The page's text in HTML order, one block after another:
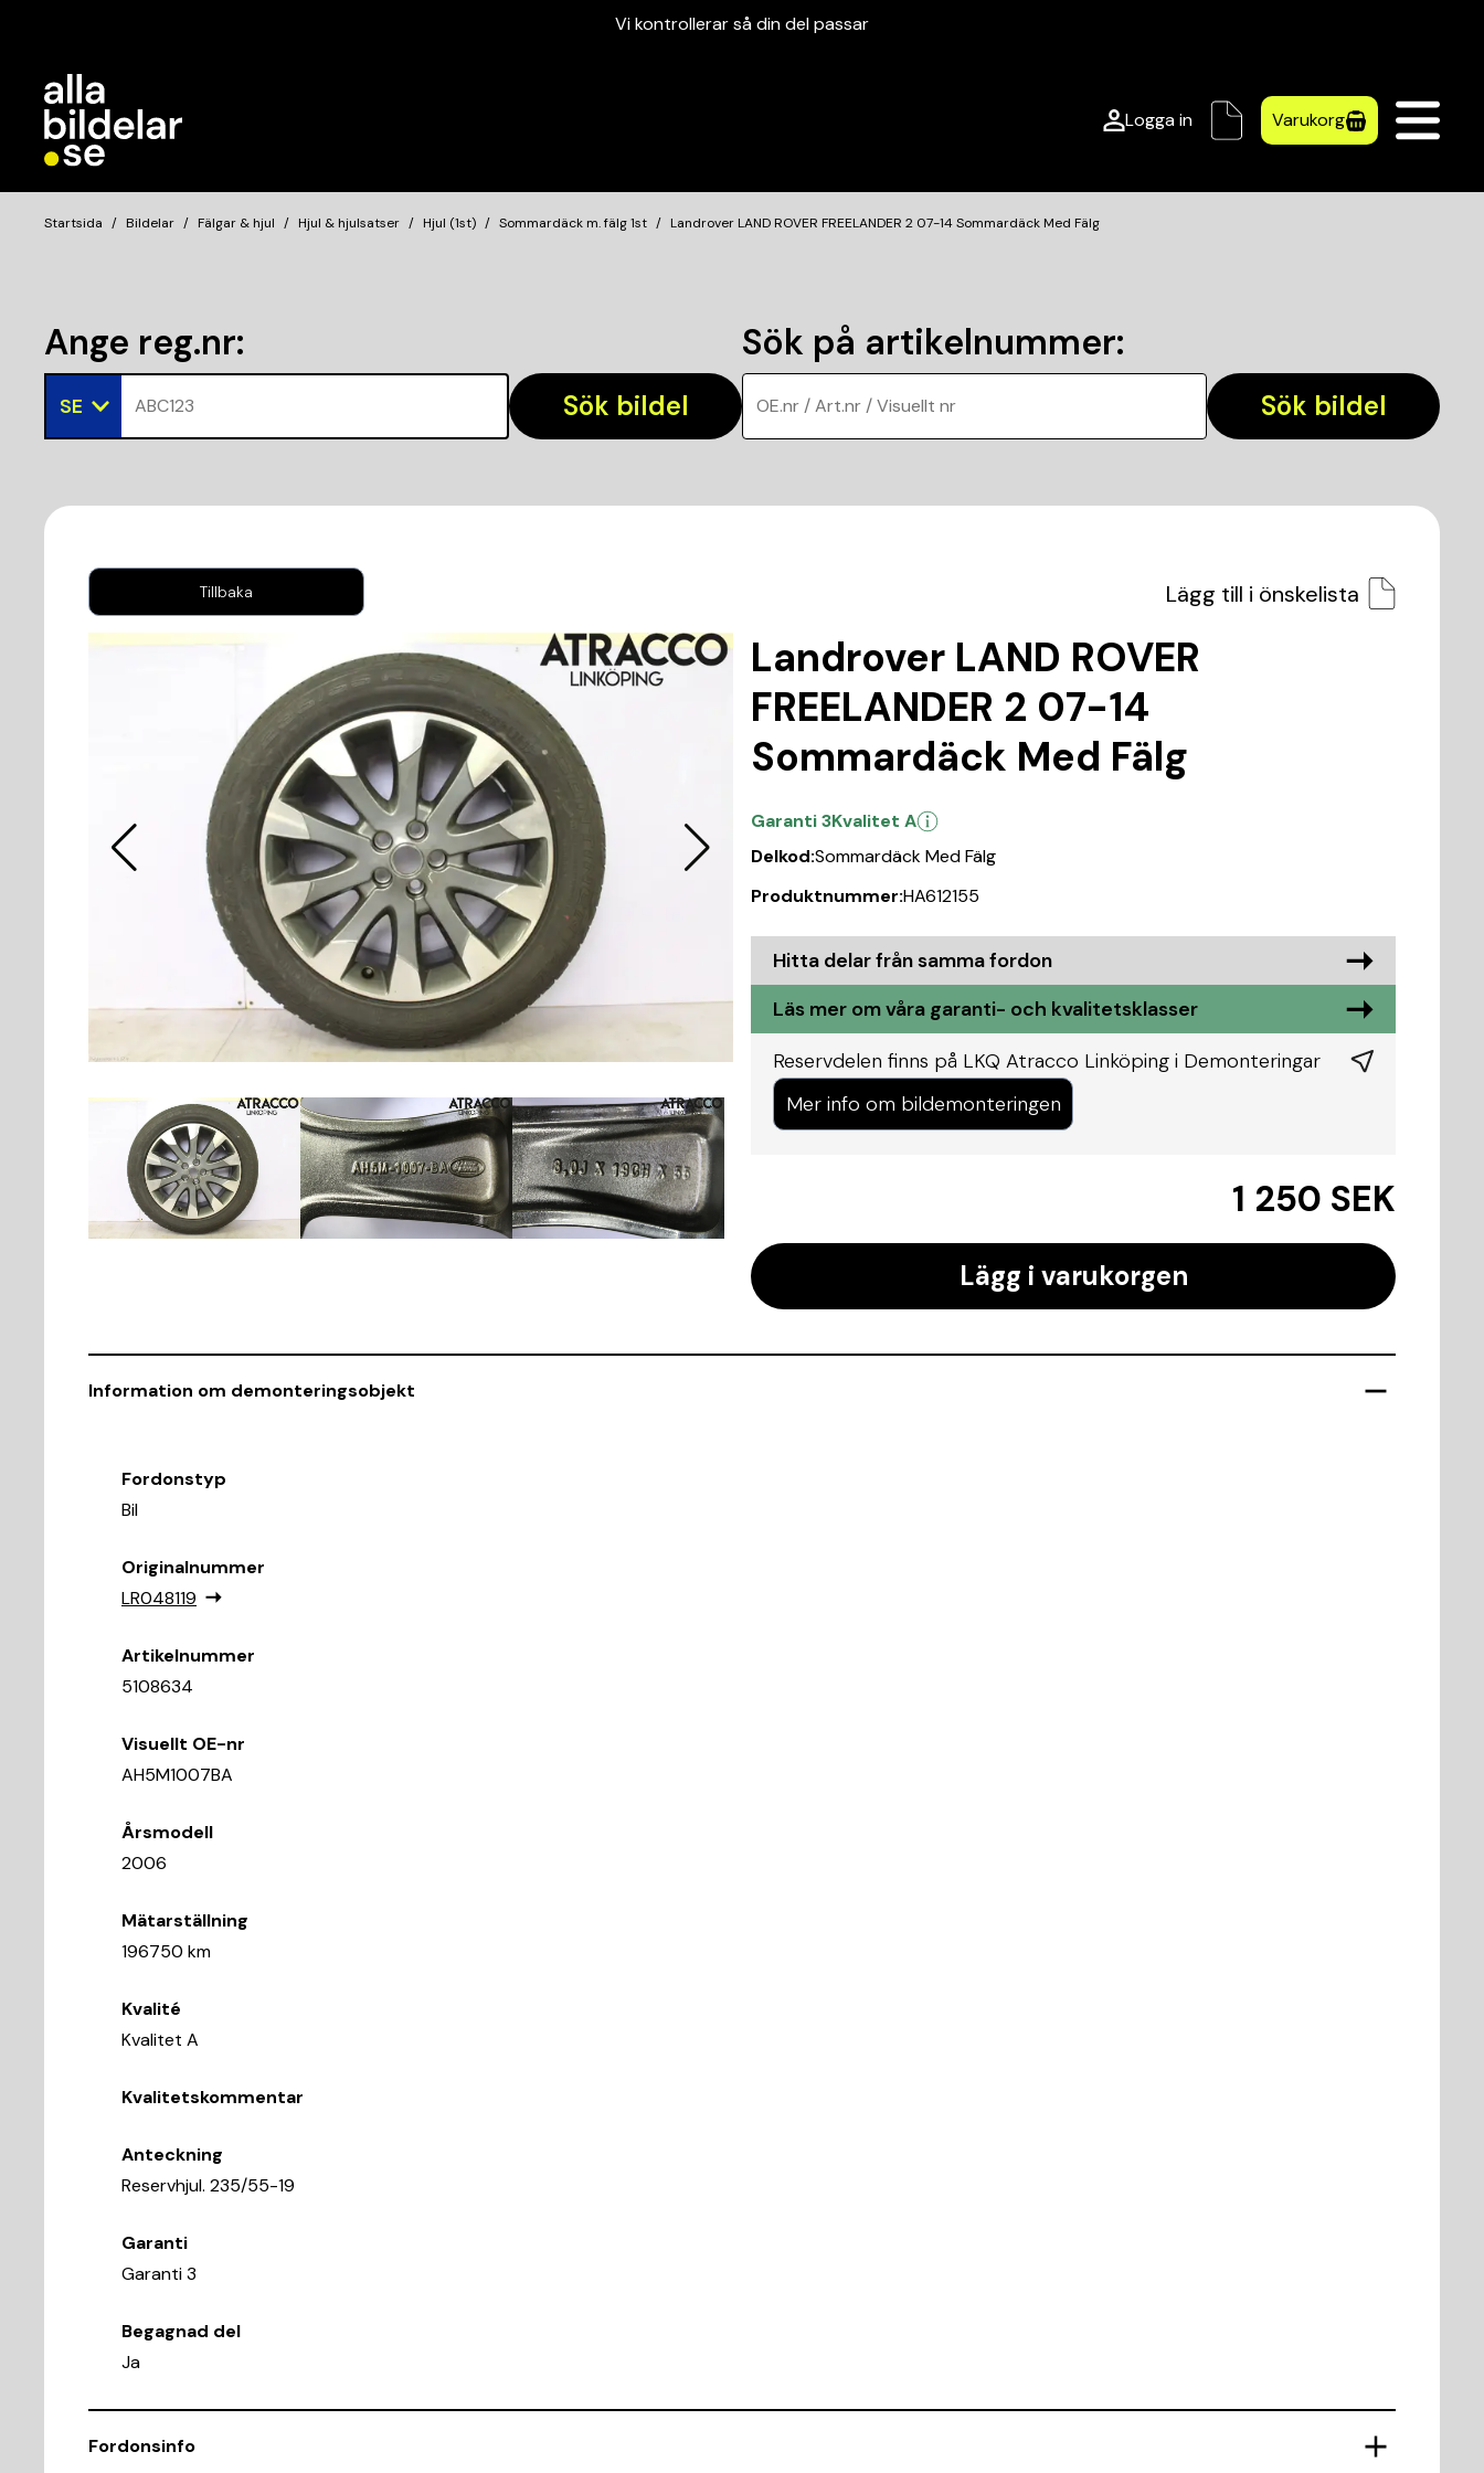
Vi kontrollerar så din del passar
Logga in Varukorg
Startsida Bildelar Fälgar & hjul Hjul & hjulsatser Hjul (1st) Sommardäck m. fälg 1st Landrover LAND ROVER FREELANDER 2 07-14 Sommardäck Med Fälg
Ange reg.nr:
SE ABC123 Sök bildel
Sök på artikelnummer:
OE.nr / Art.nr / Visuellt nr Sök bildel
Tillbaka Lägg till i önskelista
Landrover LAND ROVER
FREELANDER 2 07-14
Sommardäck Med Fälg
Garanti 3Kvalitet A
Delkod:Sommardäck Med Fälg
Produktnummer:HA612155
Hitta delar från samma fordon
Läs mer om våra garanti- och kvalitetsklasser
Reservdelen finns på LKQ Atracco Linköping i Demonteringar
Mer info om bildemonteringen
1 250 SEK
Lägg i varukorgen
Information om demonteringsobjekt
Fordonstyp
Bil
Originalnummer
LR048119
Artikelnummer
5108634
Visuellt OE-nr
AH5M1007BA
Årsmodell
2006
Mätarställning
196750 km
Kvalité
Kvalitet A
Kvalitetskommentar
Anteckning
Reservhjul. 235/55-19
Garanti
Garanti 3
Begagnad del
Ja
Fordonsinfo